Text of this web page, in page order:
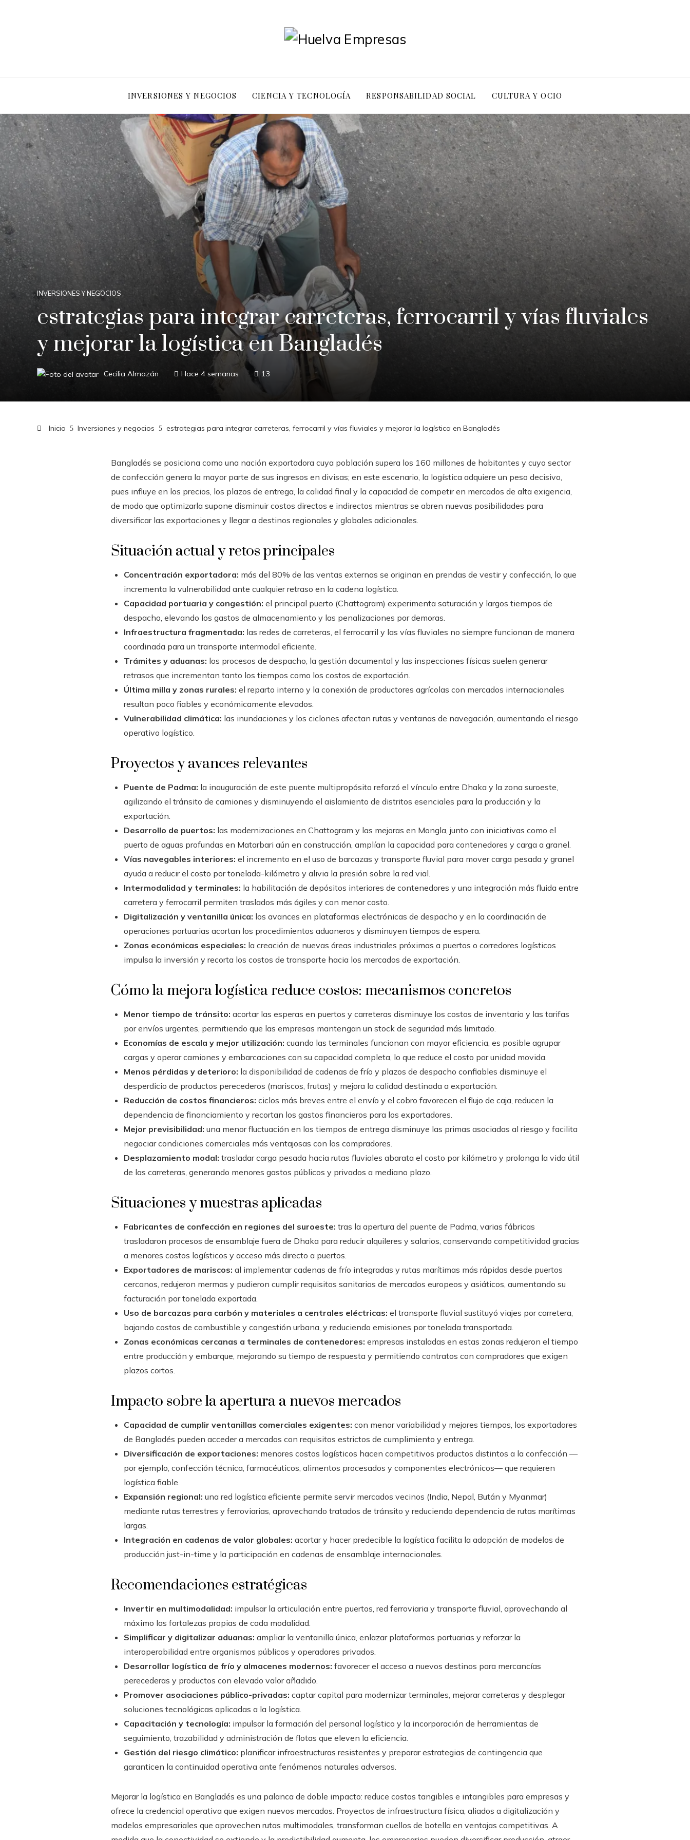
INVERSIONES Y NEGOCIOS CIENCIA Y TECNOLOGÍA RESPONSABILIDAD SOCIAL CULTURA Y OCIO
INVERSIONES Y NEGOCIOS
estrategias para integrar carreteras, ferrocarril y vías fluviales
y mejorar la logística en Bangladés
Cecilia Almazán Hace 4 semanas 13
Inicio Inversiones y negocios estrategias para integrar carreteras, ferrocarril y vías fluviales y mejorar la logística en Bangladés
Bangladés se posiciona como una nación exportadora cuya población supera los 160 millones de habitantes y cuyo sector
de confección genera la mayor parte de sus ingresos en divisas; en este escenario, la logística adquiere un peso decisivo,
pues influye en los precios, los plazos de entrega, la calidad final y la capacidad de competir en mercados de alta exigencia,
de modo que optimizarla supone disminuir costos directos e indirectos mientras se abren nuevas posibilidades para
diversificar las exportaciones y llegar a destinos regionales y globales adicionales.
Situación actual y retos principales
Concentración exportadora: más del 80% de las ventas externas se originan en prendas de vestir y confección, lo que
incrementa la vulnerabilidad ante cualquier retraso en la cadena logística.
Capacidad portuaria y congestión: el principal puerto (Chattogram) experimenta saturación y largos tiempos de
despacho, elevando los gastos de almacenamiento y las penalizaciones por demoras.
Infraestructura fragmentada: las redes de carreteras, el ferrocarril y las vías fluviales no siempre funcionan de manera
coordinada para un transporte intermodal eficiente.
Trámites y aduanas: los procesos de despacho, la gestión documental y las inspecciones físicas suelen generar
retrasos que incrementan tanto los tiempos como los costos de exportación.
Última milla y zonas rurales: el reparto interno y la conexión de productores agrícolas con mercados internacionales
resultan poco fiables y económicamente elevados.
Vulnerabilidad climática: las inundaciones y los ciclones afectan rutas y ventanas de navegación, aumentando el riesgo
operativo logístico.
Proyectos y avances relevantes
Puente de Padma: la inauguración de este puente multipropósito reforzó el vínculo entre Dhaka y la zona suroeste,
agilizando el tránsito de camiones y disminuyendo el aislamiento de distritos esenciales para la producción y la
exportación.
Desarrollo de puertos: las modernizaciones en Chattogram y las mejoras en Mongla, junto con iniciativas como el
puerto de aguas profundas en Matarbari aún en construcción, amplían la capacidad para contenedores y carga a granel.
Vías navegables interiores: el incremento en el uso de barcazas y transporte fluvial para mover carga pesada y granel
ayuda a reducir el costo por tonelada-kilómetro y alivia la presión sobre la red vial.
Intermodalidad y terminales: la habilitación de depósitos interiores de contenedores y una integración más fluida entre
carretera y ferrocarril permiten traslados más ágiles y con menor costo.
Digitalización y ventanilla única: los avances en plataformas electrónicas de despacho y en la coordinación de
operaciones portuarias acortan los procedimientos aduaneros y disminuyen tiempos de espera.
Zonas económicas especiales: la creación de nuevas áreas industriales próximas a puertos o corredores logísticos
impulsa la inversión y recorta los costos de transporte hacia los mercados de exportación.
Cómo la mejora logística reduce costos: mecanismos concretos
Menor tiempo de tránsito: acortar las esperas en puertos y carreteras disminuye los costos de inventario y las tarifas
por envíos urgentes, permitiendo que las empresas mantengan un stock de seguridad más limitado.
Economías de escala y mejor utilización: cuando las terminales funcionan con mayor eficiencia, es posible agrupar
cargas y operar camiones y embarcaciones con su capacidad completa, lo que reduce el costo por unidad movida.
Menos pérdidas y deterioro: la disponibilidad de cadenas de frío y plazos de despacho confiables disminuye el
desperdicio de productos perecederos (mariscos, frutas) y mejora la calidad destinada a exportación.
Reducción de costos financieros: ciclos más breves entre el envío y el cobro favorecen el flujo de caja, reducen la
dependencia de financiamiento y recortan los gastos financieros para los exportadores.
Mejor previsibilidad: una menor fluctuación en los tiempos de entrega disminuye las primas asociadas al riesgo y facilita
negociar condiciones comerciales más ventajosas con los compradores.
Desplazamiento modal: trasladar carga pesada hacia rutas fluviales abarata el costo por kilómetro y prolonga la vida útil
de las carreteras, generando menores gastos públicos y privados a mediano plazo.
Situaciones y muestras aplicadas
Fabricantes de confección en regiones del suroeste: tras la apertura del puente de Padma, varias fábricas
trasladaron procesos de ensamblaje fuera de Dhaka para reducir alquileres y salarios, conservando competitividad gracias
a menores costos logísticos y acceso más directo a puertos.
Exportadores de mariscos: al implementar cadenas de frío integradas y rutas marítimas más rápidas desde puertos
cercanos, redujeron mermas y pudieron cumplir requisitos sanitarios de mercados europeos y asiáticos, aumentando su
facturación por tonelada exportada.
Uso de barcazas para carbón y materiales a centrales eléctricas: el transporte fluvial sustituyó viajes por carretera,
bajando costos de combustible y congestión urbana, y reduciendo emisiones por tonelada transportada.
Zonas económicas cercanas a terminales de contenedores: empresas instaladas en estas zonas redujeron el tiempo
entre producción y embarque, mejorando su tiempo de respuesta y permitiendo contratos con compradores que exigen
plazos cortos.
Impacto sobre la apertura a nuevos mercados
Capacidad de cumplir ventanillas comerciales exigentes: con menor variabilidad y mejores tiempos, los exportadores
de Bangladés pueden acceder a mercados con requisitos estrictos de cumplimiento y entrega.
Diversificación de exportaciones: menores costos logísticos hacen competitivos productos distintos a la confección —
por ejemplo, confección técnica, farmacéuticos, alimentos procesados y componentes electrónicos— que requieren
logística fiable.
Expansión regional: una red logística eficiente permite servir mercados vecinos (India, Nepal, Bután y Myanmar)
mediante rutas terrestres y ferroviarias, aprovechando tratados de tránsito y reduciendo dependencia de rutas marítimas
largas.
Integración en cadenas de valor globales: acortar y hacer predecible la logística facilita la adopción de modelos de
producción just-in-time y la participación en cadenas de ensamblaje internacionales.
Recomendaciones estratégicas
Invertir en multimodalidad: impulsar la articulación entre puertos, red ferroviaria y transporte fluvial, aprovechando al
máximo las fortalezas propias de cada modalidad.
Simplificar y digitalizar aduanas: ampliar la ventanilla única, enlazar plataformas portuarias y reforzar la
interoperabilidad entre organismos públicos y operadores privados.
Desarrollar logística de frío y almacenes modernos: favorecer el acceso a nuevos destinos para mercancías
perecederas y productos con elevado valor añadido.
Promover asociaciones público-privadas: captar capital para modernizar terminales, mejorar carreteras y desplegar
soluciones tecnológicas aplicadas a la logística.
Capacitación y tecnología: impulsar la formación del personal logístico y la incorporación de herramientas de
seguimiento, trazabilidad y administración de flotas que eleven la eficiencia.
Gestión del riesgo climático: planificar infraestructuras resistentes y preparar estrategias de contingencia que
garanticen la continuidad operativa ante fenómenos naturales adversos.
Mejorar la logística en Bangladés es una palanca de doble impacto: reduce costos tangibles e intangibles para empresas y
ofrece la credencial operativa que exigen nuevos mercados. Proyectos de infraestructura física, aliados a digitalización y
modelos empresariales que aprovechen rutas multimodales, transforman cuellos de botella en ventajas competitivas. A